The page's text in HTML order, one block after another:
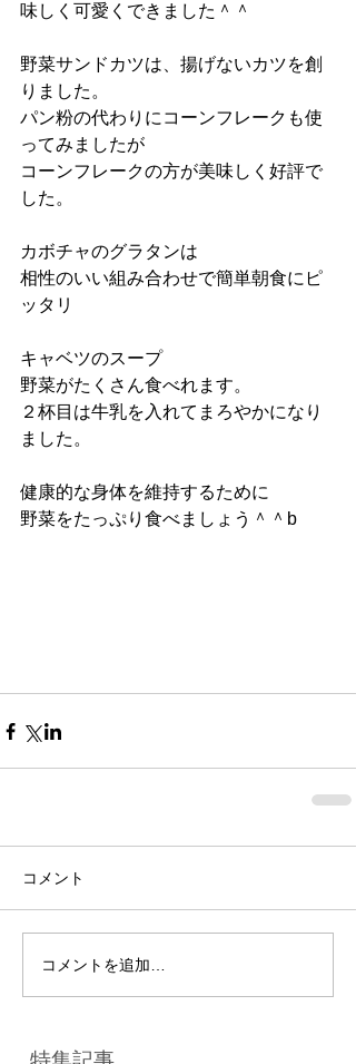
味しく可愛くできました＾＾
野菜サンドカツは、揚げないカツを創
りました。
パン粉の代わりにコーンフレークも使
ってみましたが
コーンフレークの方が美味しく好評で
した。
カボチャのグラタンは
相性のいい組み合わせで簡単朝食にピ
ッタリ
キャベツのスープ
野菜がたくさん食べれます。
２杯目は牛乳を入れてまろやかになり
ました。
健康的な身体を維持するために
野菜をたっぷり食べましょう＾＾b
コメント
コメントを追加…